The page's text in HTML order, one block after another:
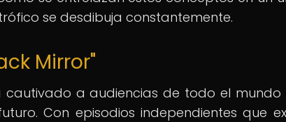
se desdibuja constantemente.
Mirror"
cautivado a audiencias de todo el mundo
Con episodios independientes que